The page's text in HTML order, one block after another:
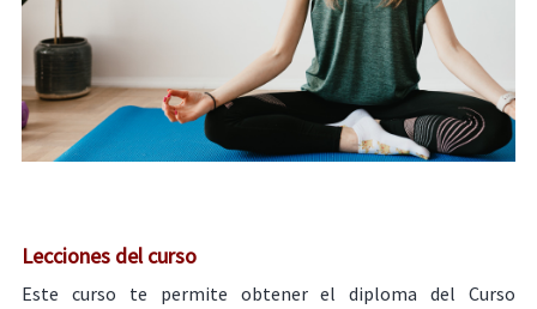
Lecciones del curso
Este curso te permite obtener el diploma del Curso